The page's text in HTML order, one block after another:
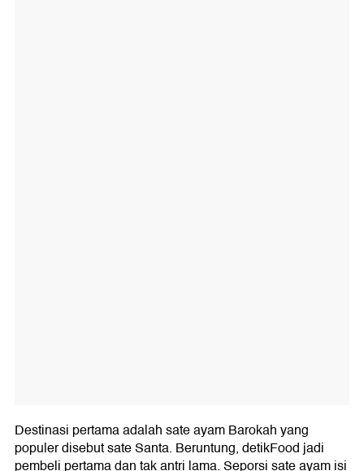
Destinasi pertama adalah sate ayam Barokah yang
populer disebut sate Santa. Beruntung, detikFood jadi
pembeli pertama dan tak antri lama. Seporsi sate ayam isi